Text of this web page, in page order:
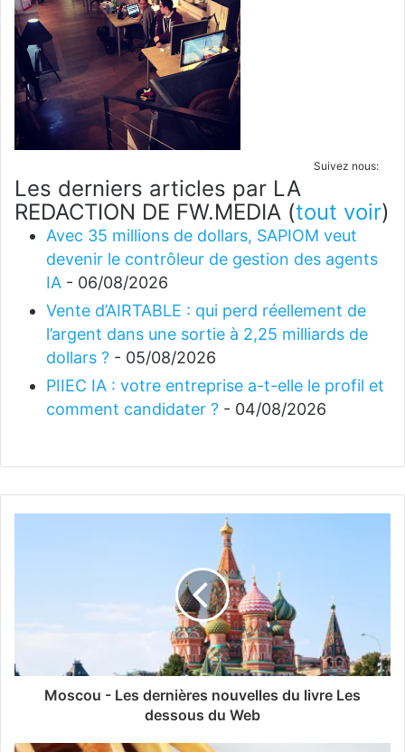
Suivez nous:
Les derniers articles par LA
REDACTION DE FW.MEDIA (tout voir)
Avec 35 millions de dollars, SAPIOM veut
devenir le contrôleur de gestion des agents
IA - 06/08/2026
Vente d’AIRTABLE : qui perd réellement de
l’argent dans une sortie à 2,25 milliards de
dollars ? - 05/08/2026
PIIEC IA : votre entreprise a-t-elle le profil et
comment candidater ? - 04/08/2026
Moscou - Les dernières nouvelles du livre Les
dessous du Web